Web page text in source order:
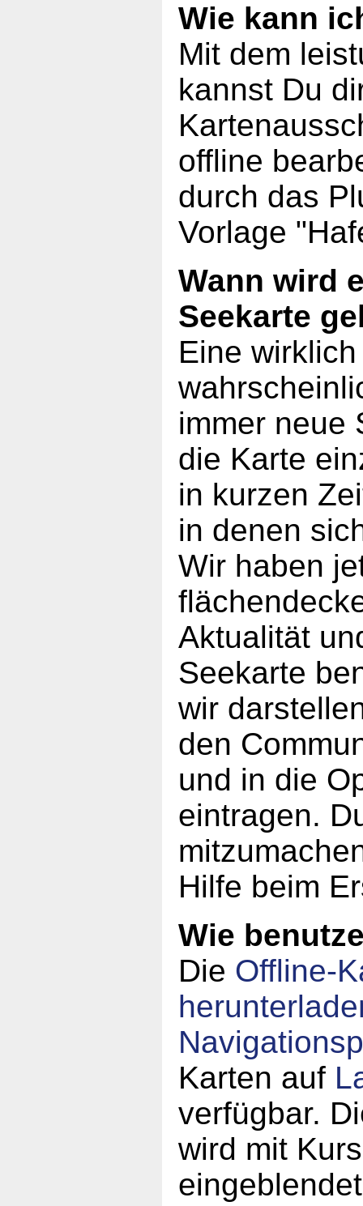
Wie kann
Mit dem
kannst Du
offline
durch das
Vorlage
Wann wird
Seekarte
Eine
immer neue
die Karte
in kurzen
in denen
Wir haben
Aktualität
Seekarte
wir
den
und in die
eintragen.
Hilfe beim
Wie
Die Offline-
Karten auf
verfügbar.
wird mit